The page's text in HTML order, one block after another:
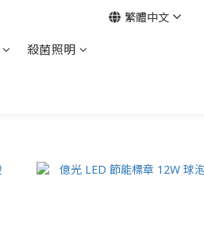
殺菌照明
繁體中文